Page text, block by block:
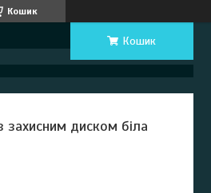
Кошик
Кошик
захисним диском біла